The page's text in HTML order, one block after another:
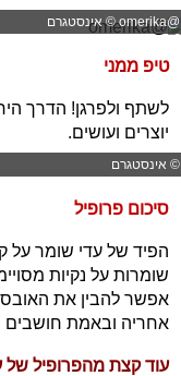
@omerika © אינסטגרם
טיפ ממני
לשתף ולפרגן! הדרך
יוצרים ועושים.
© אינסטגרם
סיכום פרופיל
הפיד של עדי שומר על
שומרות על נקיות
אפשר להבין את
אחריה ובאמת חושבים
עוד קצת מהפרופיל של